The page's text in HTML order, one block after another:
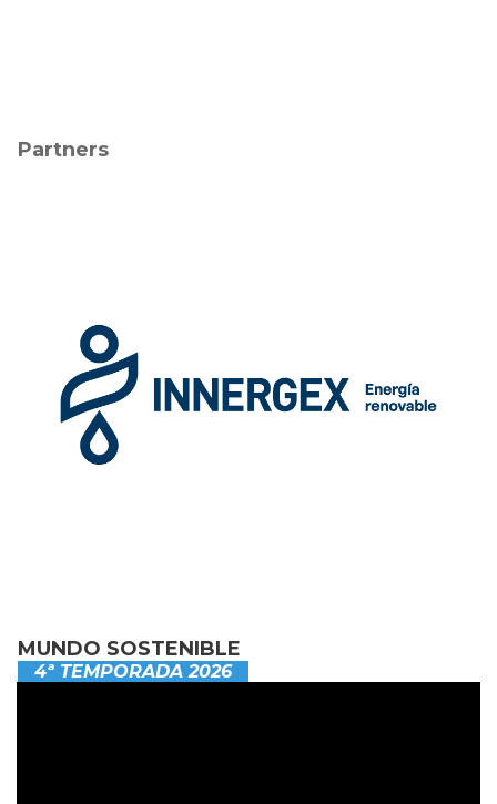
Partners
MUNDO SOSTENIBLE
4ª TEMPORADA 2026